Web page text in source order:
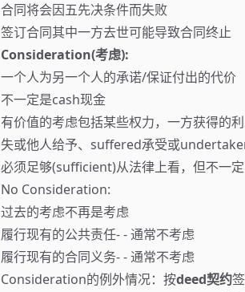
合同将会因五先决条件而失败
签订合同其中一方去世可能导致合同终止
Consideration(考虑):
一个人为另一个人的承诺/保证付出的代价
不一定是cash现金
有价值的考虑包括某些权力，一方获得
失或他人给予、suffered承受或
必须足够(sufficient)从法律上看，但不一
No Consideration:
过去的考虑不再是考虑
履行现有的公共责任- - 通常不考虑
履行现有的合同义务- - 通常不考虑
Consideration的例外情况：按deed契约